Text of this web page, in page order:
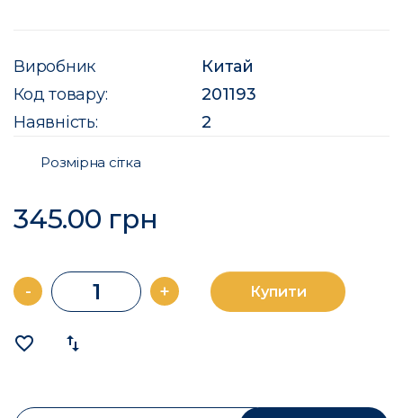
Виробник
Китай
Код товару:
201193
Наявність:
2
Розмірна сітка
345.00 грн
- + Купити
favorite_border import_export